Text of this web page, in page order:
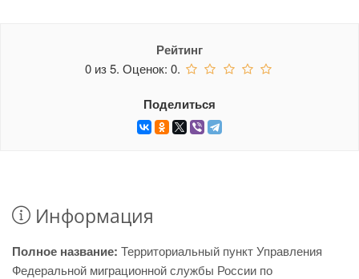
Рейтинг
0 из5. Оценок:0.
Поделиться
Информация
Полное название: Территориальный пункт Управления
Федеральной миграционной службы России по